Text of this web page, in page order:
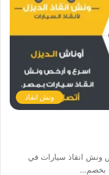
ونش انقاذ
ونش انقاذ سيارات في
بخصم…